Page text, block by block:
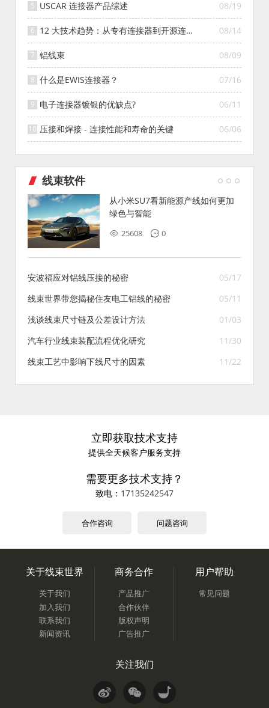
08/19
USCAR 连接器产品综述
08/14
12 大技术趋势：从专有连接器到开源连接
器的演变
08/09
铝线束
07/16
什么是EWIS连接器？
06/11
电子连接器镀银的优缺点?
06/06
压接和焊接 - 连接性能和寿命的关键
线束软件
从小米SU7看新能源产线如何更加
绿色与智能
25608 0
05/17
安波福应对铝线压接的秘密
05/11
线束世界带您揭秘住友电工铝线的秘密
01/03
浅谈线束尺寸链及公差设计方法
11/30
汽车行业线束装配流程优化研究
11/22
线束工艺中影响下线尺寸的因素
立即获取技术支持
提供全天候客户服务支持
需要更多技术支持？
致电： 17135242547
合作咨询 问题咨询
关于线束世界
关于我们
加入我们
联系我们
新闻资讯
商务合作
产品推广
合作伙伴
版权声明
广告推广
用户帮助
常见问题
关注我们